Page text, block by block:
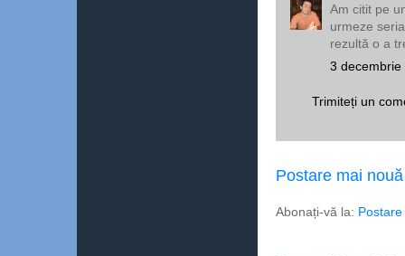
Am citit pe
urmeze
rezultă o a
3
Trimiteți un
Postare mai nouă
Abonați-vă la: